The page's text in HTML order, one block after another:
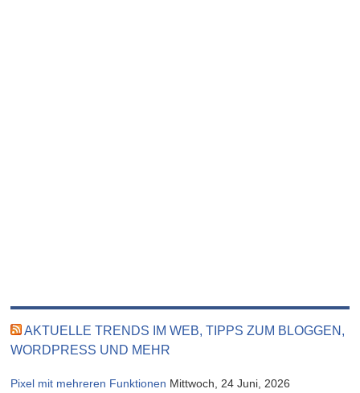
AKTUELLE TRENDS IM WEB, TIPPS ZUM BLOGGEN,
WORDPRESS UND MEHR
Pixel mit mehreren Funktionen Mittwoch, 24 Juni, 2026